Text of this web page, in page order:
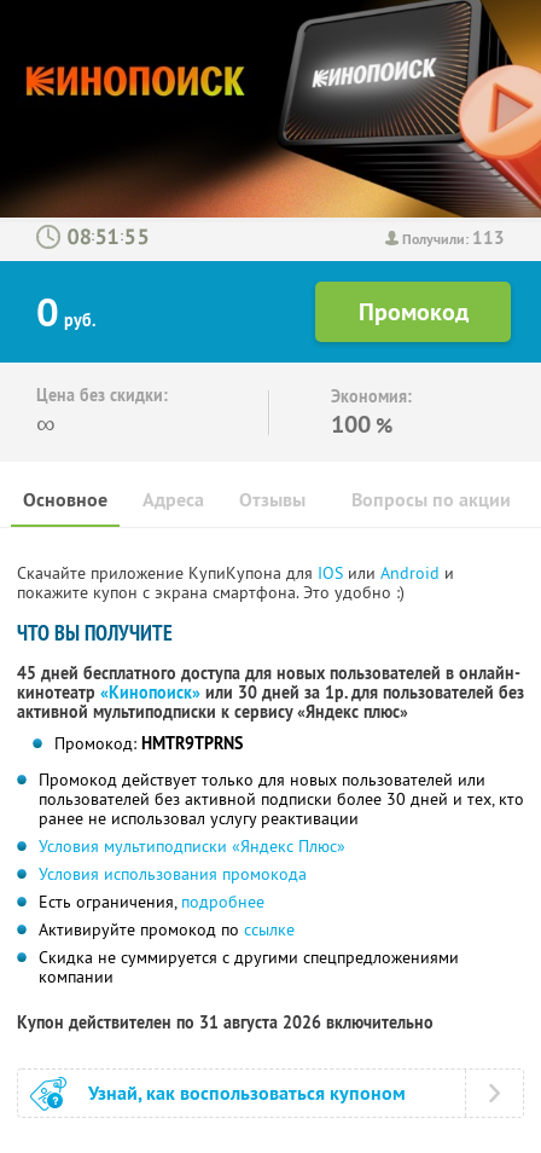
Получили: 113
: :
0 руб.
Цена без скидки:
∞
Экономия:
100 %
Основное Отзывы Вопросы по акции
Адреса
Скачайте приложение КупиКупона для IOS или Android и
покажите купон с экрана смартфона. Это удобно :)
ЧТО ВЫ ПОЛУЧИТЕ
45 дней бесплатного доступа для новых пользователей в онлайн-
кинотеатр «Кинопоиск» или 30 дней за 1р. для пользователей без
активной мультиподписки к сервису «Яндекс плюс»
Промокод: HMTR9TPRNS
Промокод действует только для новых пользователей или
пользователей без активной подписки более 30 дней и тех, кто
ранее не использовал услугу реактивации
Условия мультиподписки «Яндекс Плюс»
Условия использования промокода
Есть ограничения, подробнее
Активируйте промокод по ссылке
Скидка не суммируется с другими спецпредложениями
компании
Купон действителен по 31 августа 2026 включительно
Узнай, как воспользоваться купоном